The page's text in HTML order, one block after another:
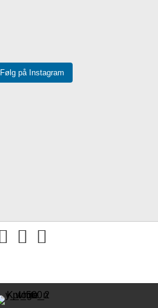
Følg på Instagram
You tube